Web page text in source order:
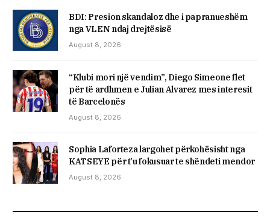
BDI: Presion skandaloz dhe i papranueshëm
nga VLEN ndaj drejtësisë
August 8, 2026
“Klubi mori një vendim”, Diego Simeone flet
për të ardhmen e Julian Alvarez mes interesit
të Barcelonës
August 8, 2026
Sophia Laforteza largohet përkohësisht nga
KATSEYE për t’u fokusuar te shëndeti mendor
August 8, 2026